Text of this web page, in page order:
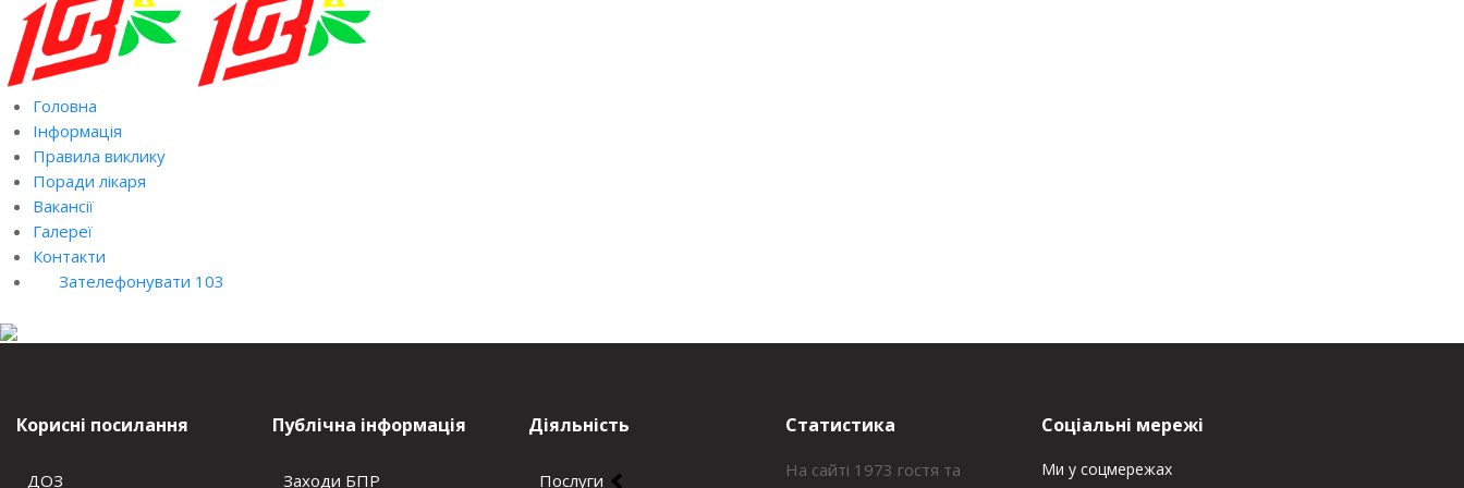
Головна
Інформація
Правила виклику
Поради лікаря
Вакансії
Галереї
Контакти
Зателефонувати 103
Корисні посилання
ДОЗ
Публічна інформація
Заходи БПР
Діяльність
Послуги
Статистика
На сайті 1973 гостя та
Соціальні мережі
Ми у соцмережах